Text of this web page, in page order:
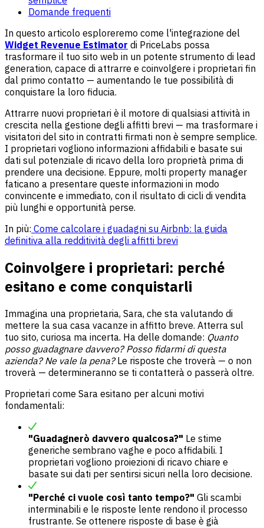
Domande frequenti
In questo articolo esploreremo come l'integrazione del
Widget Revenue Estimator di PriceLabs possa
trasformare il tuo sito web in un potente strumento di lead
generation, capace di attrarre e coinvolgere i proprietari fin
dal primo contatto — aumentando le tue possibilità di
conquistare la loro fiducia.
Attrarre nuovi proprietari è il motore di qualsiasi attività in
crescita nella gestione degli affitti brevi — ma trasformare i
visitatori del sito in contratti firmati non è sempre semplice.
I proprietari vogliono informazioni affidabili e basate sui
dati sul potenziale di ricavo della loro proprietà prima di
prendere una decisione. Eppure, molti property manager
faticano a presentare queste informazioni in modo
convincente e immediato, con il risultato di cicli di vendita
più lunghi e opportunità perse.
In più: Come calcolare i guadagni su Airbnb: la guida
definitiva alla redditività degli affitti brevi
Coinvolgere i proprietari: perché
esitano e come conquistarli
Immagina una proprietaria, Sara, che sta valutando di
mettere la sua casa vacanze in affitto breve. Atterra sul
tuo sito, curiosa ma incerta. Ha delle domande: Quanto
posso guadagnare davvero? Posso fidarmi di questa
azienda? Ne vale la pena?Le risposte che troverà — o non
troverà — determineranno se ti contatterà o passerà oltre.
Proprietari come Sara esitano per alcuni motivi
fondamentali:
"Guadagnerò davvero qualcosa?" Le stime
generiche sembrano vaghe e poco affidabili. I
proprietari vogliono proiezioni di ricavo chiare e
basate sui dati per sentirsi sicuri nella loro decisione.
"Perché ci vuole così tanto tempo?" Gli scambi
interminabili e le risposte lente rendono il processo
frustrante. Se ottenere risposte di base è già